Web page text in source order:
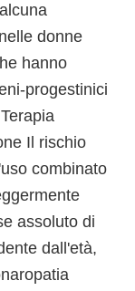
donne
hanno
progestinici
Il rischio
combinato
assoluto di
dall'età,